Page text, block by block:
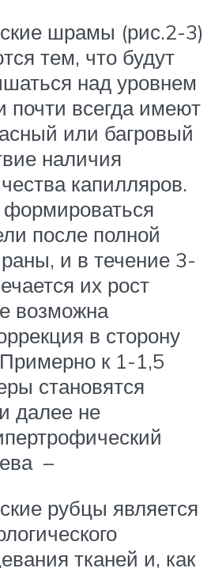
шрамы (рис.2-3)
тем, что будут
над уровнем
почти всегда имеют
или багровый
наличия
капилляров.
после полной
и в течение 3-
их рост
возможна
в сторону
к 1-1,5
становятся
далее не
–
рубцы является
тканей и, как